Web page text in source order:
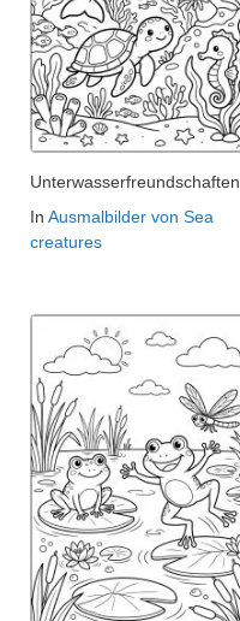
Unterwasserfreundschaften
In Ausmalbilder von Sea
creatures